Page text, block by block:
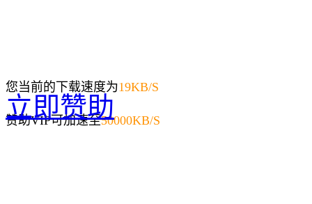
您当前的下载速度为19KB/S
赞助VIP可加速至50000KB/S
立即赞助